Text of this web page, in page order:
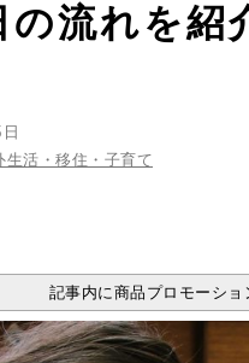
の流れを紹
生活・移住・子育て
記事内に商品プロモーシ